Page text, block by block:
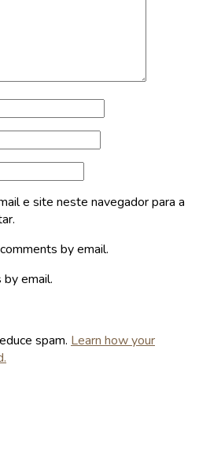
e site neste navegador para a
by email.
email.
spam. Learn how your